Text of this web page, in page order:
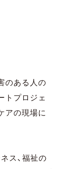
のある人の
トプロジェ
アの現場に
ス、福祉の